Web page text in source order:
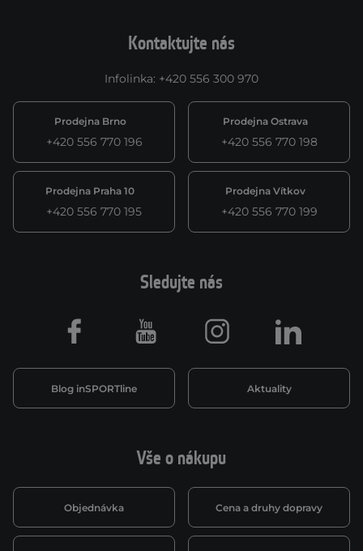
Kontaktujte nás
Infolinka: +420 556 300 970
Prodejna Brno
+420 556 770 196
Prodejna Ostrava
+420 556 770 198
Prodejna Praha 10
+420 556 770 195
Prodejna Vítkov
+420 556 770 199
Vše o nákupu
Objednávka Cena a druhy dopravy
Sledujte nás
Blog inSPORTline Aktuality
Facebook Youtube Instagram LinkedIn